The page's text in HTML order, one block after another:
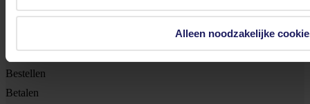
Alleen noodzakelijke
Klantenservice
Bestellen
Betalen